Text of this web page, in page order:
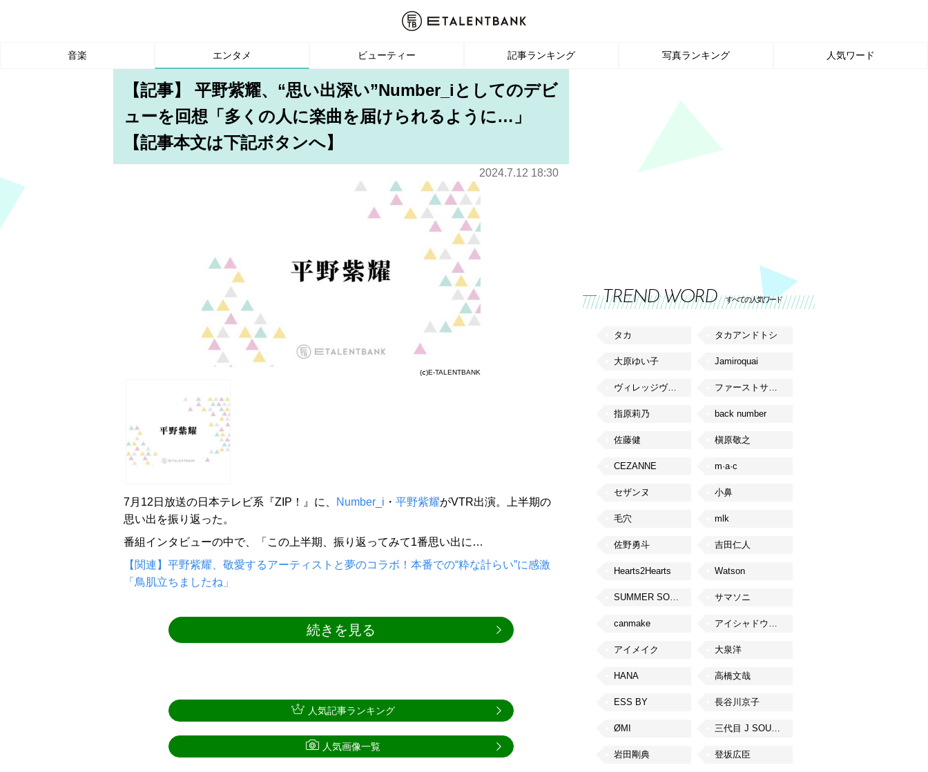
音楽 エンタメ ビューティー 記事ランキング 写真ランキング 人気ワード
【記事】 平野紫耀、“思い出深い”Number_iとしてのデビ
ューを回想「多くの人に楽曲を届けられるように…」
【記事本文は下記ボタンへ】
2024.7.12 18:30
(ⅽ)E-TALENTBANK
7月12日放送の日本テレビ系『ZIP！』に、 Number_i ・ 平野紫耀がVTR出演。上半期の
思い出を振り返った。
番組インタビューの中で、「この上半期、振り返ってみて1番思い出に…
【関連】平野紫耀、敬愛するアーティストと夢のコラボ！本番での“粋な計らい”に感激
「鳥肌立ちましたね」
続きを見る
人気記事ランキング
人気画像一覧
TREND WORD すべての人気ワード
タカ タカアンドトシ
大原ゆい子 Jamiroquai
ヴィレッジヴァンガード ファーストサマーウイカ
指原莉乃 back number
佐藤健 槇原敬之
CEZANNE m·a·c
セザンヌ 小鼻
毛穴 mlk
佐野勇斗 吉田仁人
Hearts2Hearts Watson
SUMMER SONIC サマソニ
canmake アイシャドウベース
アイメイク 大泉洋
HANA 高橋文哉
ESS BY 長谷川京子
ØMI 三代目 J SOUL BROTHERS from EXILE TRIBE
岩田剛典 登坂広臣